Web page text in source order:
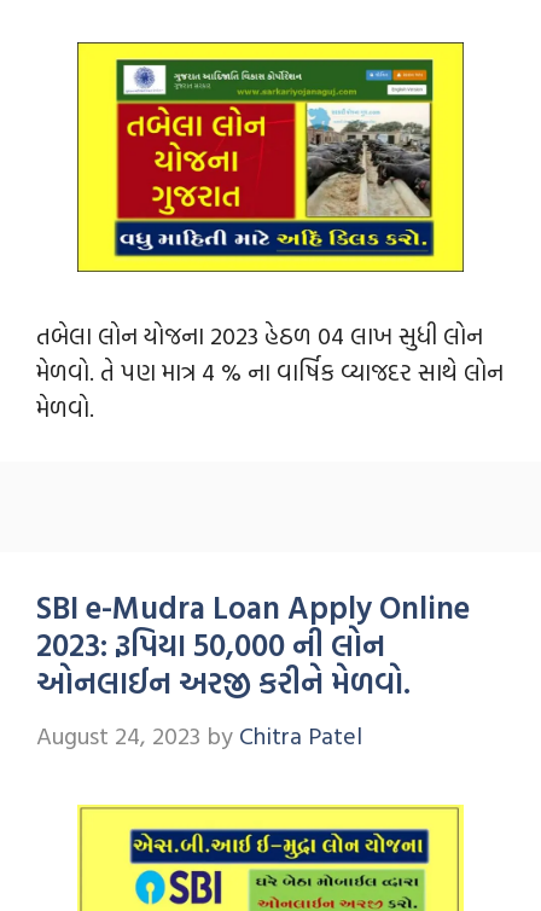
તબેલા લોન યોજના 2023 હેઠળ 04 લાખ સુધી લોન
મેળવો. તે પણ માત્ર 4 % ના વાર્ષિક વ્યાજદર સાથે લોન
મેળવો.
SBI e-Mudra Loan Apply Online
2023: રૂપિયા 50,000 ની લોન
ઓનલાઈન અરજી કરીને મેળવો.
August 24, 2023 by Chitra Patel